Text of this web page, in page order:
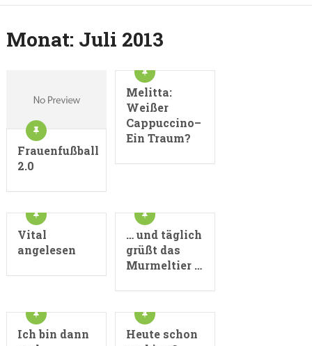
Monat: Juli 2013
Frauenfußball
2.0
Melitta:
Weißer
Cappuccino–
Ein Traum?
Vital
angelesen
… und täglich
grüßt das
Murmeltier …
Ich bin dann
Heute schon